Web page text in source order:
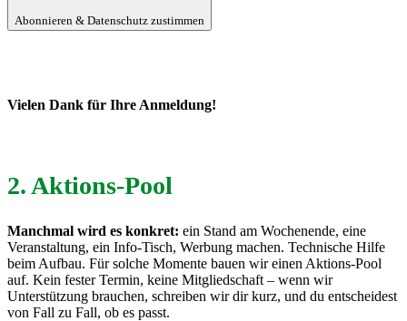
Abonnieren & Datenschutz zustimmen
Vielen Dank für Ihre Anmeldung!
2. Aktions-Pool
Manchmal wird es konkret: ein Stand am Wochenende, eine
Veranstaltung, ein Info-Tisch, Werbung machen. Technische Hilfe
beim Aufbau. Für solche Momente bauen wir einen Aktions-Pool
auf. Kein fester Termin, keine Mitgliedschaft – wenn wir
Unterstützung brauchen, schreiben wir dir kurz, und du entscheidest
von Fall zu Fall, ob es passt.